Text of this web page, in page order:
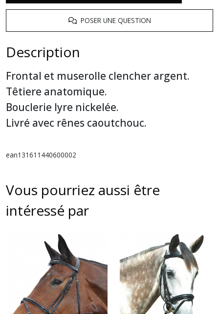
POSER UNE QUESTION
Description
Frontal et muserolle clencher argent.
Têtiere anatomique.
Bouclerie lyre nickelée.
Livré avec rênes caoutchouc.
ean131611440600002
Vous pourriez aussi être
intéressé par